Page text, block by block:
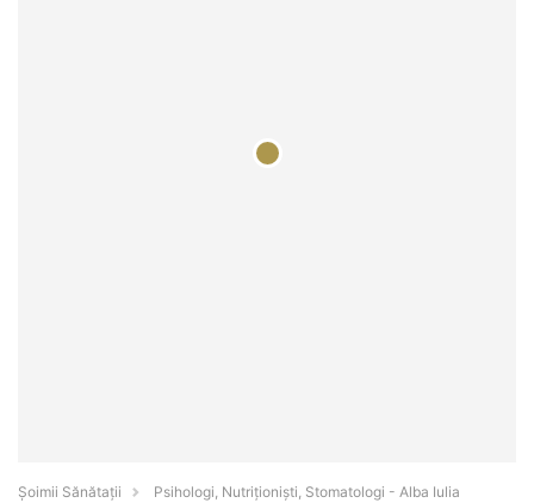
Şoimii Sănătații
Psihologi, Nutriționiști, Stomatologi - Alba Iulia